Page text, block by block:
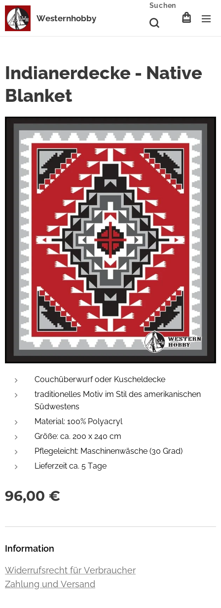
Westernhobby
Suchen
Indianerdecke - Native
Blanket
Couchüberwurf oder Kuscheldecke
traditionelles Motiv im Stil des amerikanischen
Südwestens
Material: 100% Polyacryl
Größe: ca. 200 x 240 cm
Pflegeleicht: Maschinenwäsche (30 Grad)
Lieferzeit ca. 5 Tage
96,00 €
Information
Widerrufsrecht für Verbraucher
Zahlung und Versand